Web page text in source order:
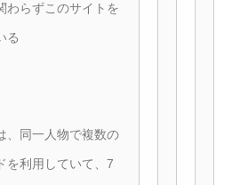
わらずこのサイトを
る
、同一人物で複数の
を利用していて、7